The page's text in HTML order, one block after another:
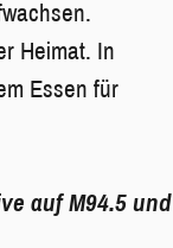
Heimat. In
Essen für
auf M94.5 und